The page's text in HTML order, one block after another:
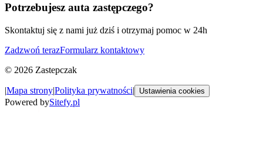
Potrzebujesz auta zastępczego?
Skontaktuj się z nami już dziś i otrzymaj pomoc w 24h
Zadzwoń terazFormularz kontaktowy
© 2026 Zastepczak
|Mapa strony|Polityka prywatności| Ustawienia cookies
Powered bySitefy.pl